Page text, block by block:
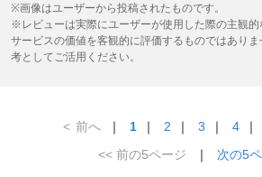
※画像はユーザーから投稿されたものです。
※レビューは実際にユーザーが使用した際の主観的
サービスの価値を客観的に評価するものではあり
考としてご活用ください。
< 前へ ｜ 1 ｜ 2 ｜ 3 ｜ 4 ｜
<< 前の5ページ
｜ 次の5